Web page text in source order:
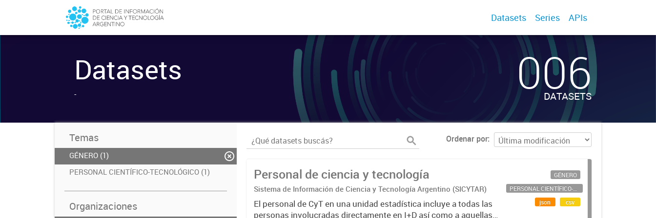
Datasets Series APIs
Datasets
- 006
DATASETS
Temas
GÉNERO (1)
PERSONAL CIENTÍFICO-TECNOLÓGICO (1)
Organizaciones
Ordenar por
Personal de ciencia y tecnología
Sistema de Información de Ciencia y Tecnología Argentino (SICYTAR)
El personal de CyT en una unidad estadística incluye a todas las
personas involucradas directamente en I+D así como a aquellas
GÉNERO
PERSONAL CIENTÍFICO-TECNOLÓGICO
json
csv